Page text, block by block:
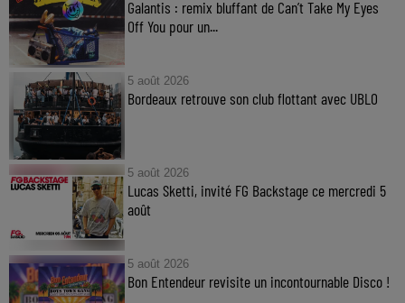
Galantis : remix bluffant de Can’t Take My Eyes
Off You pour un...
5 août 2026
Bordeaux retrouve son club flottant avec UBLO
5 août 2026
Lucas Sketti, invité FG Backstage ce mercredi 5
août
5 août 2026
Bon Entendeur revisite un incontournable Disco !